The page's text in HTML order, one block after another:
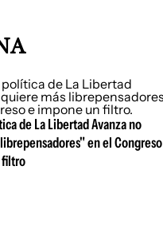
de La Libertad Avanza no
en el Congreso
filtro